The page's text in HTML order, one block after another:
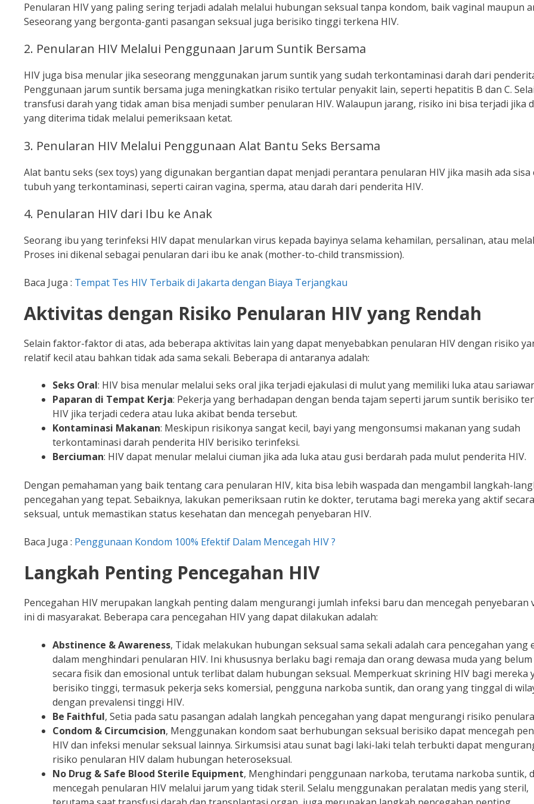
Penularan HIV yang paling sering terjadi adalah melalui hubungan seksual tanpa kondom, baik vaginal maupun
Seseorang yang bergonta-ganti pasangan seksual juga berisiko tinggi terkena HIV.
2. Penularan HIV Melalui Penggunaan Jarum Suntik Bersama
HIV juga bisa menular jika seseorang menggunakan jarum suntik yang sudah terkontaminasi darah dari
Penggunaan jarum suntik bersama juga meningkatkan risiko tertular penyakit lain, seperti hepatitis B dan C.
transfusi darah yang tidak aman bisa menjadi sumber penularan HIV. Walaupun jarang, risiko ini bisa terjadi jika
yang diterima tidak melalui pemeriksaan ketat.
3. Penularan HIV Melalui Penggunaan Alat Bantu Seks Bersama
Alat bantu seks (sex toys) yang digunakan bergantian dapat menjadi perantara penularan HIV jika masih ada sisa
tubuh yang terkontaminasi, seperti cairan vagina, sperma, atau darah dari penderita HIV.
4. Penularan HIV dari Ibu ke Anak
Seorang ibu yang terinfeksi HIV dapat menularkan virus kepada bayinya selama kehamilan, persalinan, atau
Proses ini dikenal sebagai penularan dari ibu ke anak (mother-to-child transmission).
Baca Juga : Tempat Tes HIV Terbaik di Jakarta dengan Biaya Terjangkau
Aktivitas dengan Risiko Penularan HIV yang Rendah
Selain faktor-faktor di atas, ada beberapa aktivitas lain yang dapat menyebabkan penularan HIV dengan risiko
relatif kecil atau bahkan tidak ada sama sekali. Beberapa di antaranya adalah:
Seks Oral: HIV bisa menular melalui seks oral jika terjadi ejakulasi di mulut yang memiliki luka atau
Paparan di Tempat Kerja: Pekerja yang berhadapan dengan benda tajam seperti jarum suntik berisiko
HIV jika terjadi cedera atau luka akibat benda tersebut.
Kontaminasi Makanan: Meskipun risikonya sangat kecil, bayi yang mengonsumsi makanan yang sudah
terkontaminasi darah penderita HIV berisiko terinfeksi.
Berciuman: HIV dapat menular melalui ciuman jika ada luka atau gusi berdarah pada mulut penderita HIV.
Dengan pemahaman yang baik tentang cara penularan HIV, kita bisa lebih waspada dan mengambil langkah-
pencegahan yang tepat. Sebaiknya, lakukan pemeriksaan rutin ke dokter, terutama bagi mereka yang aktif secara
seksual, untuk memastikan status kesehatan dan mencegah penyebaran HIV.
Baca Juga : Penggunaan Kondom 100% Efektif Dalam Mencegah HIV ?
Langkah Penting Pencegahan HIV
Pencegahan HIV merupakan langkah penting dalam mengurangi jumlah infeksi baru dan mencegah penyebaran
ini di masyarakat. Beberapa cara pencegahan HIV yang dapat dilakukan adalah:
Abstinence & Awareness, Tidak melakukan hubungan seksual sama sekali adalah cara pencegahan yang
dalam menghindari penularan HIV. Ini khususnya berlaku bagi remaja dan orang dewasa muda yang
secara fisik dan emosional untuk terlibat dalam hubungan seksual. Memperkuat skrining HIV bagi mereka
berisiko tinggi, termasuk pekerja seks komersial, pengguna narkoba suntik, dan orang yang tinggal di
dengan prevalensi tinggi HIV.
Be Faithful, Setia pada satu pasangan adalah langkah pencegahan yang dapat mengurangi risiko
Condom & Circumcision, Menggunakan kondom saat berhubungan seksual berisiko dapat mencegah
HIV dan infeksi menular seksual lainnya. Sirkumsisi atau sunat bagi laki-laki telah terbukti dapat
risiko penularan HIV dalam hubungan heteroseksual.
No Drug & Safe Blood Sterile Equipment, Menghindari penggunaan narkoba, terutama narkoba suntik,
mencegah penularan HIV melalui jarum yang tidak steril. Selalu menggunakan peralatan medis yang steril,